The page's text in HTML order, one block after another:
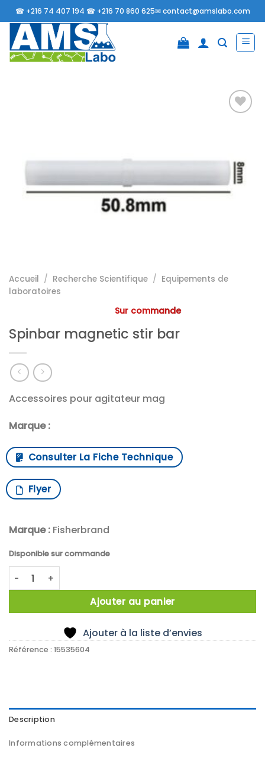
Passer
au
contenu
☎ +216 74 407 194 ☎ +216 70 860 625✉contact@amslabo.com
liste
d’envies
Accueil / Recherche Scientifique / Equipements de
laboratoires
Sur commande
Spinbar magnetic stir bar
Accessoires pour agitateur mag
Marque :
Consulter La Fiche Technique
Flyer
Marque : Fisherbrand
Disponible sur commande
quantité de Spinbar magnetic stir bar
Ajouter au panier
Ajouter à la liste d’envies
Référence : 15535604
Description
Informations complémentaires